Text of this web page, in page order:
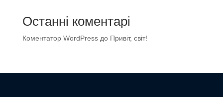
Останні коментарі
Коментатор WordPressдо Привіт, світ!